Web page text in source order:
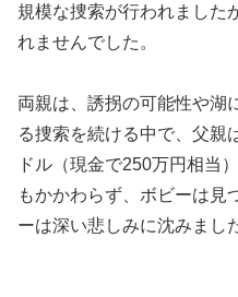
規模な捜索が行われました
れませんでした。
両親は、誘拐の可能性や湖
る捜索を続ける中で、父親
ドル（現金で250万円相当
もかかわらず、ボビーは見
ーは深い悲しみに沈みまし